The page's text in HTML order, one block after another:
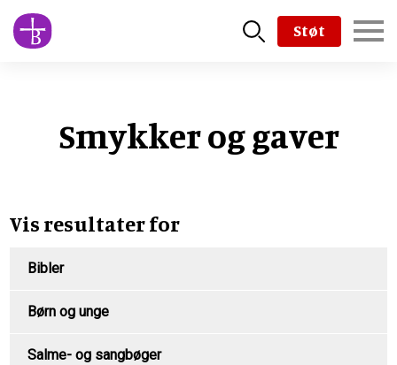
Skip
to
Støt
Smykker og gaver
Vis resultater for
Bibler
Børn og unge
Salme- og sangbøger